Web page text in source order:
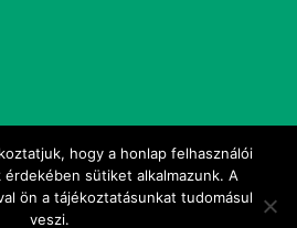
hogy a honlap felhasználói
érdekében sütiket alkalmazunk. A
ön a tájékoztatásunkat tudomásul
veszi.